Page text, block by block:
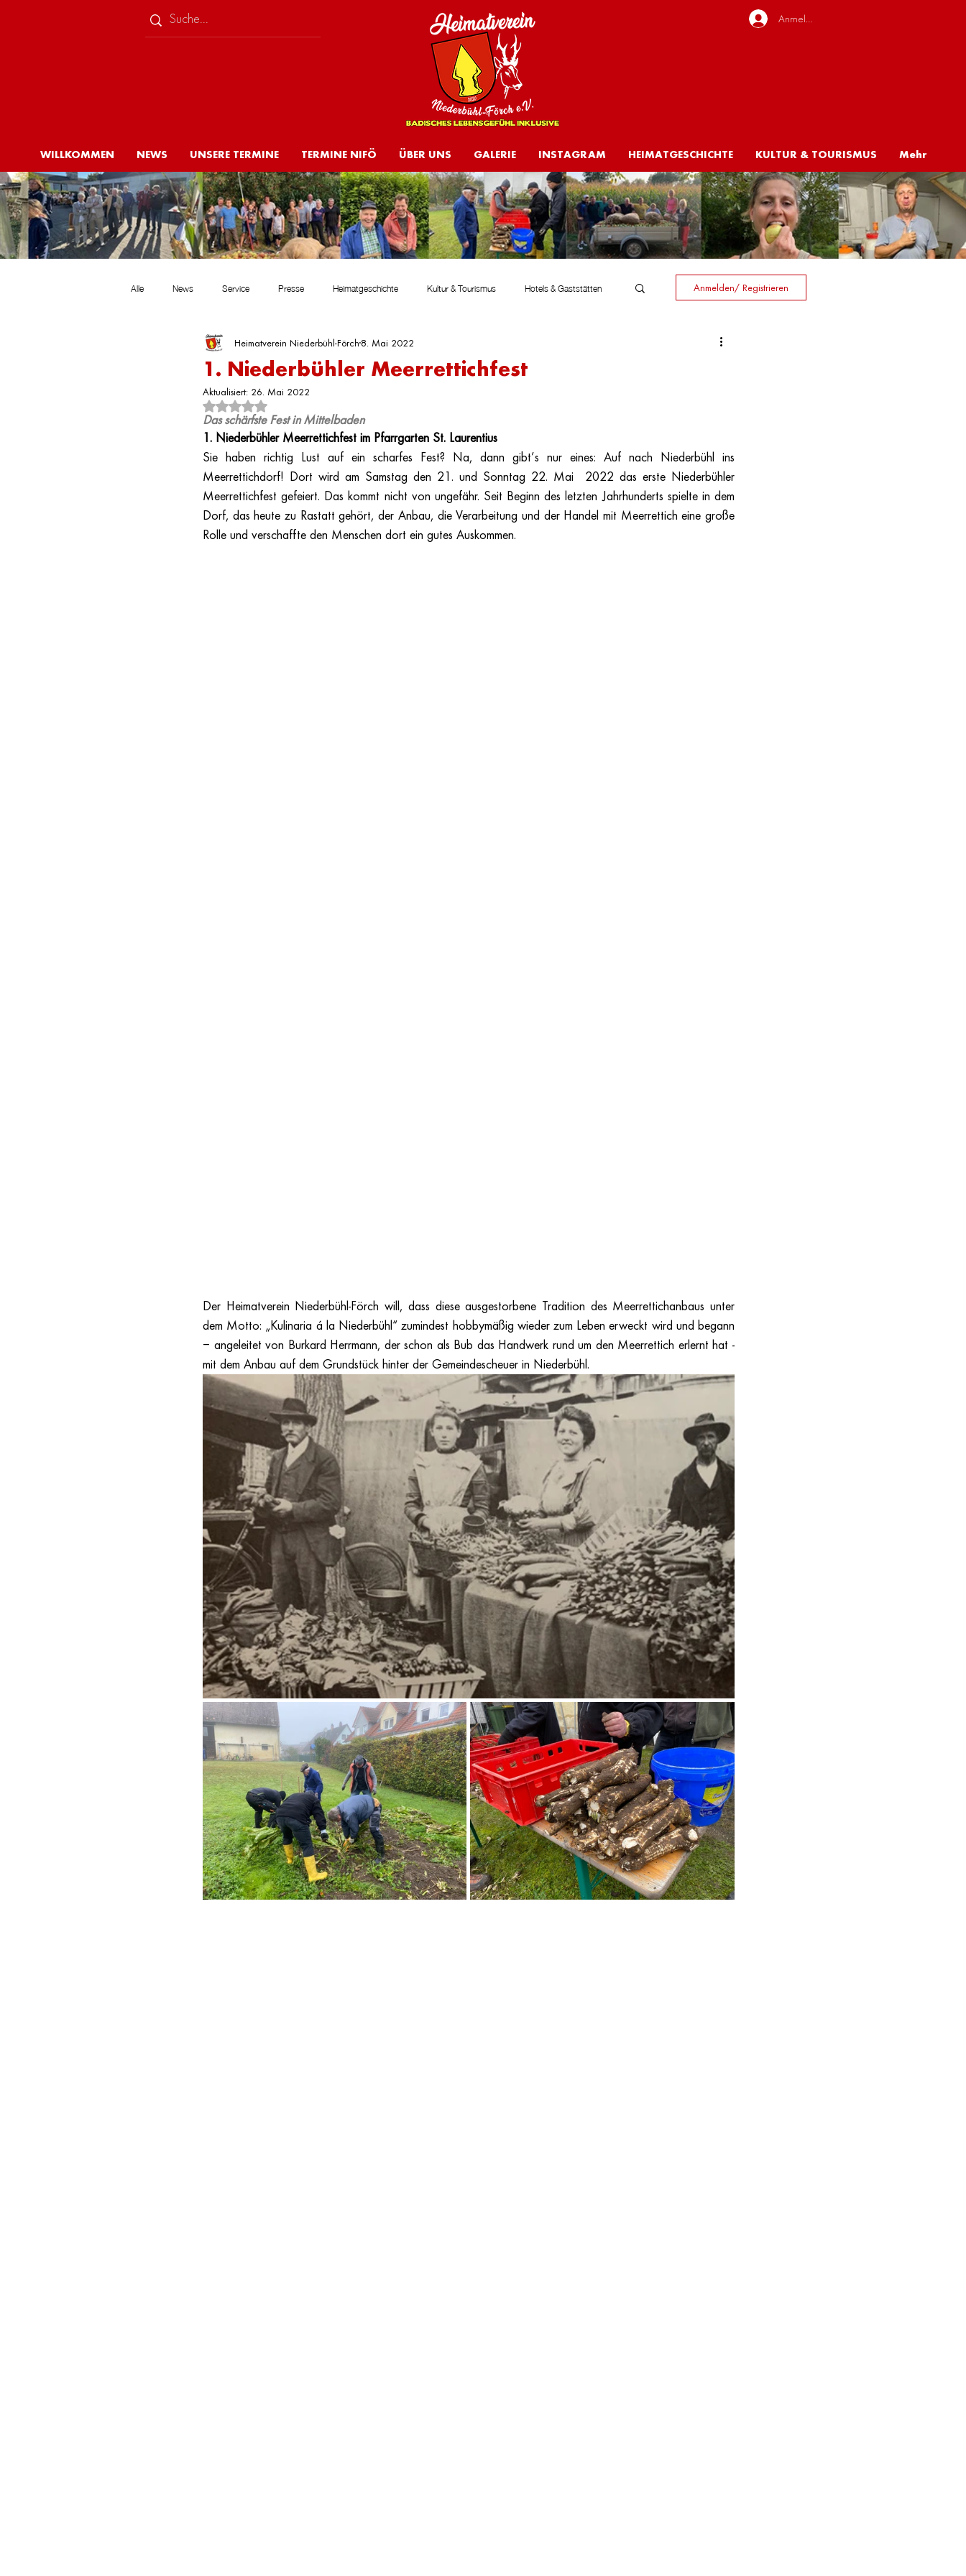
Anmelden
WILLKOMMEN NEWS UNSERE TERMINE TERMINE NIFÖ ÜBER UNS GALERIE INSTAGRAM HEIMATGESCHICHTE KULTUR & TOURISMUS Mehr
Alle News Service Presse Heimatgeschichte Kultur & Tourismus Hotels & Gaststätten
Unsere Vereine Nächste Veranstaltung
Anmelden/ Registrieren
1. Niederbühler Meerrettichfest
Heimatverein Niederbühl-Förch 8. Mai 2022
Aktualisiert: 26. Mai 2022
Mit NaN von 5 Sternen bewertet.
Das schärfste Fest in Mittelbaden
1. Niederbühler Meerrettichfest im Pfarrgarten St. Laurentius
Sie haben richtig Lust auf ein scharfes Fest? Na, dann gibt’s nur eines: Auf nach Niederbühl ins
Meerrettichdorf! Dort wird am Samstag den 21. und Sonntag 22. Mai  2022 das erste Niederbühler
Meerrettichfest gefeiert. Das kommt nicht von ungefähr. Seit Beginn des letzten Jahrhunderts spielte in dem
Dorf, das heute zu Rastatt gehört, der Anbau, die Verarbeitung und der Handel mit Meerrettich eine große
Rolle und verschaffte den Menschen dort ein gutes Auskommen.
Der Heimatverein Niederbühl-Förch will, dass diese ausgestorbene Tradition des Meerrettichanbaus unter
dem Motto: „Kulinaria á la Niederbühl“ zumindest hobbymäßig wieder zum Leben erweckt wird und begann
– angeleitet von Burkard Herrmann, der schon als Bub das Handwerk rund um den Meerrettich erlernt hat -
mit dem Anbau auf dem Grundstück hinter der Gemeindescheuer in Niederbühl.